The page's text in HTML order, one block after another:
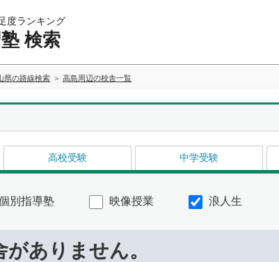
度ランキング
検索
県の路線検索 高島周辺の校舎一覧
高校受験 中学受験
別指導塾 映像授業 浪人生
ありません。